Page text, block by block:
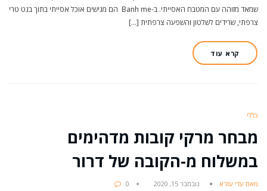
שמאד מזוהה עם המטבח האסייתי. ב-Banh me הם מגישים אוכל אסייתי בתוך בגט טרי
צרפתי, שרידים לשלטון והשפעה צרפתית […]
קרא עוד
כללי
מבחר מרקי קובות מדהימים
במשלוח מ-הקובה של דרור
מאת עדי עזרא נובמבר 15, 2020 0